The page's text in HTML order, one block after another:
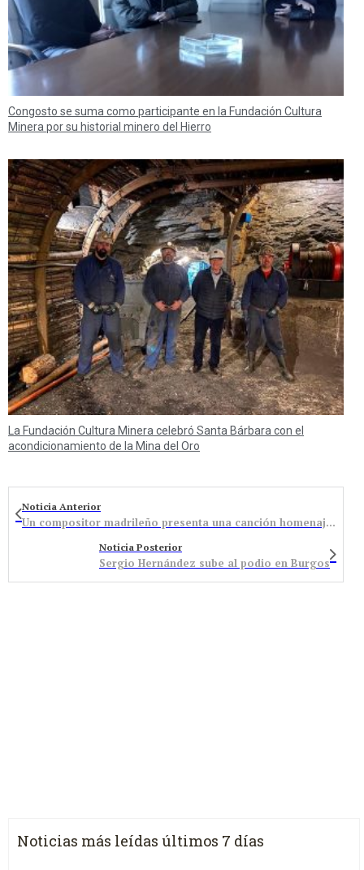
Congosto se suma como participante en la Fundación Cultura
Minera por su historial minero del Hierro
La Fundación Cultura Minera celebró Santa Bárbara con el
acondicionamiento de la Mina del Oro
Noticia Anterior
Un compositor madrileño presenta una canción homenaje a la Marcha Negra y los mineros que luchan por su futuro
Noticia Posterior
Sergio Hernández sube al podio en Burgos
Noticias más leídas últimos 7 días